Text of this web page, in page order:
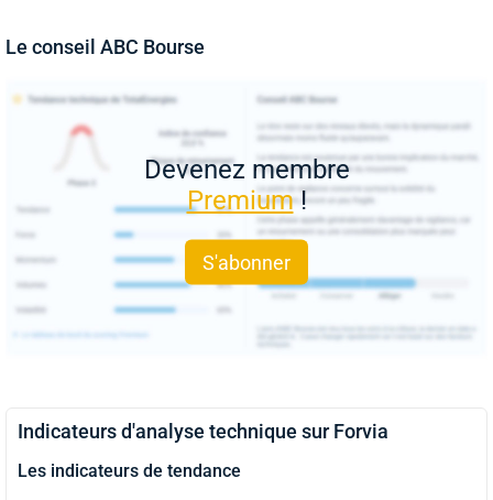
Le conseil ABC Bourse
Devenez membre
Premium!
S'abonner
Indicateurs d'analyse technique sur Forvia
Les indicateurs de tendance